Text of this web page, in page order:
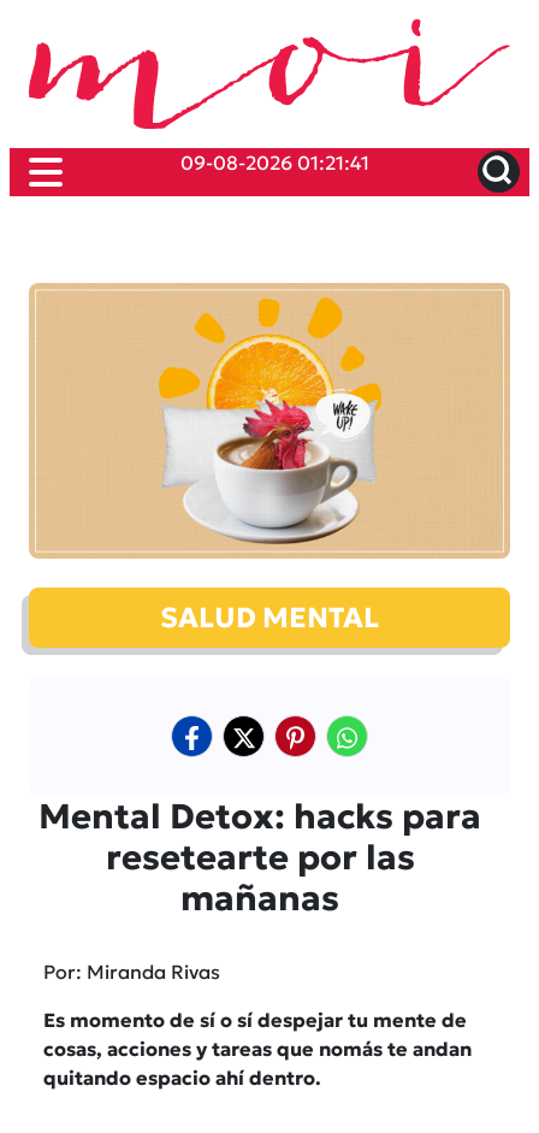
09-08-2026 01:21:41
SALUD MENTAL
Mental Detox: hacks para
resetearte por las
mañanas
Por: Miranda Rivas
Es momento de sí o sí despejar tu mente de
cosas, acciones y tareas que nomás te andan
quitando espacio ahí dentro.